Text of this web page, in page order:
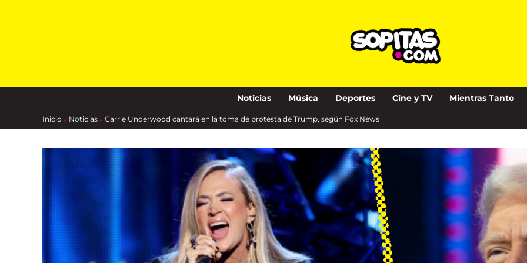
Noticias Música Deportes Cine y TV Mientras Tanto
Inicio » Noticias » Carrie Underwood cantará en la toma de protesta de Trump, según Fox News